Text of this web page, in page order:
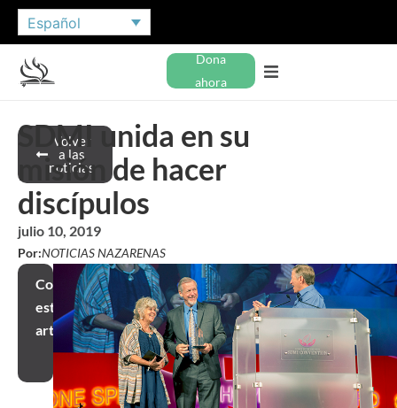
Español
Dona
ahora
Volver
a las
noticias
SDMI unida en su
misión de hacer
discípulos
julio 10, 2019
Por:NOTICIAS NAZARENAS
Compartir
este
artículo